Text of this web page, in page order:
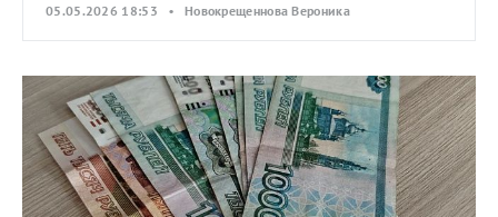
05.05.2026 18:53 • Новокрещеннова Вероника